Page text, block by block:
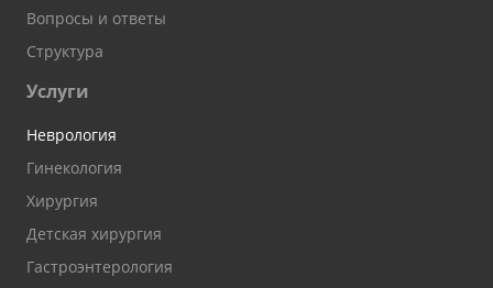
Вопросы и ответы
Структура
Услуги
Неврология
Гинекология
Хирургия
Детская хирургия
Гастроэнтерология